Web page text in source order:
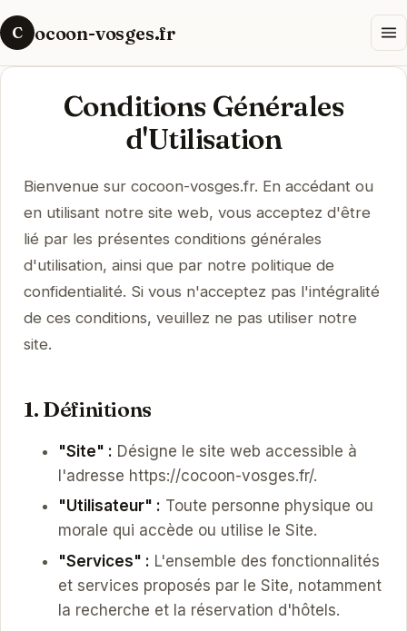
C ocoon-vosges.fr
Conditions Générales
d'Utilisation
Bienvenue sur cocoon-vosges.fr. En accédant ou
en utilisant notre site web, vous acceptez d'être
lié par les présentes conditions générales
d'utilisation, ainsi que par notre politique de
confidentialité. Si vous n'acceptez pas l'intégralité
de ces conditions, veuillez ne pas utiliser notre
site.
1. Définitions
"Site" : Désigne le site web accessible à
l'adresse https://cocoon-vosges.fr/.
"Utilisateur" : Toute personne physique ou
morale qui accède ou utilise le Site.
"Services" : L'ensemble des fonctionnalités
et services proposés par le Site, notamment
la recherche et la réservation d'hôtels.